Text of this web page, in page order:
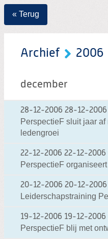
« Terug
Archief 2006
december
28-12-2006 28-12-2006
PerspectieF sluit jaar
ledengroei
22-12-2006 22-12-2006
PerspectieF
20-12-2006 20-12-2006
Leiderschapstraining
19-12-2006 19-12-2006
PerspectieF blij met